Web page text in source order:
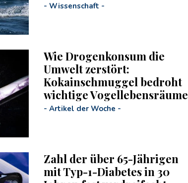
- Wissenschaft -
Wie Drogenkonsum die
Umwelt zerstört:
Kokainschmuggel bedroht
wichtige Vogellebensräume
- Artikel der Woche -
Zahl der über 65-Jährigen
mit Typ-1-Diabetes in 30